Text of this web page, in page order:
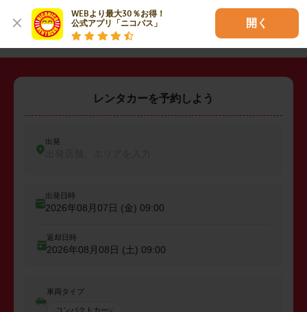
WEBより最大30％お得！
公式アプリ「ニコパス」
開く
・ 坂戸市 ・鶴ヶ島市 入間郡三芳町
レンタカーを予約しよう
出発
出発日時
2026年08月07日 (金) 09:00
返却日時
2026年08月08日 (土) 09:00
車両タイプ
コンパクトカー